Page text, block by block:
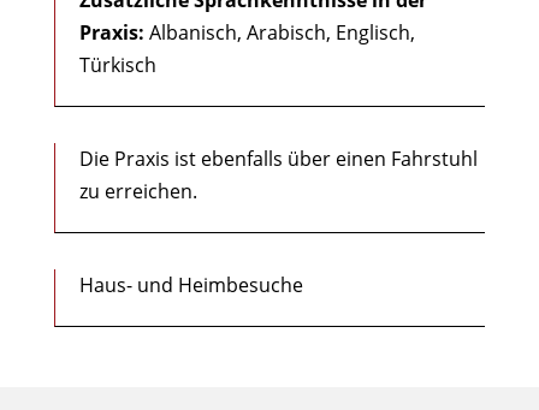
Praxis: Albanisch, Arabisch, Englisch,
Türkisch
Die Praxis ist ebenfalls über einen Fahrstuhl
zu erreichen.
Haus- und Heimbesuche